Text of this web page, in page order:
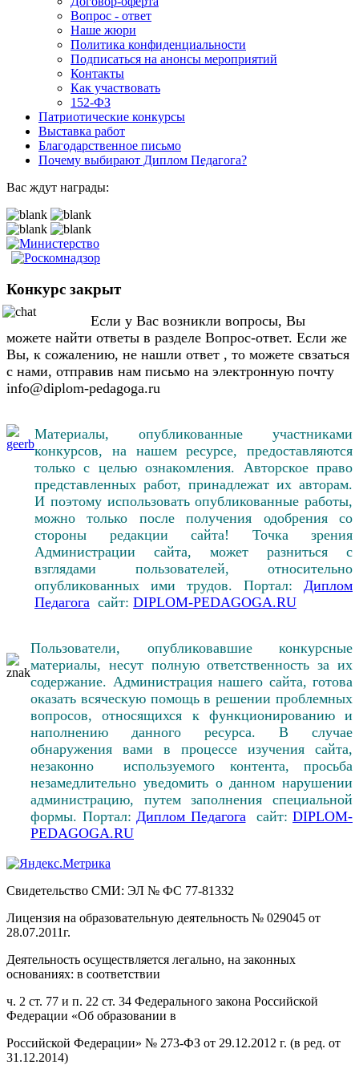
Вопрос - ответ
Наше жюри
Политика конфиденциальности
Подписаться на анонсы мероприятий
Контакты
Как участвовать
152-ФЗ
Патриотические конкурсы
Выставка работ
Благодарственное письмо
Почему выбирают Диплом Педагога?
Вас ждут награды:
Конкурс закрыт
Если у Вас возникли вопросы, Вы
можете найти ответы в разделе Вопрос-ответ. Если же
Вы, к сожалению, не нашли ответ , то можете свзаться
с нами, отправив нам письмо на электронную почту
info@diplom-pedagoga.ru
Материалы, опубликованные участниками
конкурсов, на нашем ресурсе, предоставляются
только с целью ознакомления. Авторское право
представленных работ, принадлежат их авторам.
И поэтому использовать опубликованные работы,
можно только после получения одобрения со
стороны редакции сайта! Точка зрения
Администрации сайта, может разниться с
взглядами пользователей, относительно
опубликованных ими трудов. Портал: Диплом
Педагога сайт: DIPLOM-PEDAGOGA.RU
Пользователи, опубликовавшие конкурсные
материалы, несут полную ответственность за их
содержание. Администрация нашего сайта, готова
оказать всяческую помощь в решении проблемных
вопросов, относящихся к функционированию и
наполнению данного ресурса. В случае
обнаружения вами в процессе изучения сайта,
незаконно используемого контента, просьба
незамедлительно уведомить о данном нарушении
администрацию, путем заполнения специальной
формы. Портал: Диплом Педагогасайт: DIPLOM-
PEDAGOGA.RU
Свидетельство СМИ: ЭЛ № ФС 77-81332
Лицензия на образовательную деятельность № 029045 от
28.07.2011г.
Деятельность осуществляется легально, на законных
основаниях: в соответствии
ч. 2 ст. 77 и п. 22 ст. 34 Федерального закона Российской
Федерации «Об образовании в
Российской Федерации» № 273-ФЗ от 29.12.2012 г. (в ред. от
31.12.2014)